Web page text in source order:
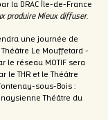
la DRAC Île-de-France
produire Mieux diffuser.
une journée de
Le Mouffetard -
le réseau MOTIF sera
le THR et le Théâtre
sous-Bois :
Théâtre du